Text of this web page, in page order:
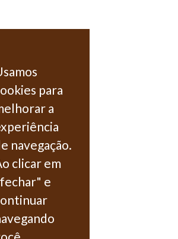
para
a
navegação.
clicar em
e